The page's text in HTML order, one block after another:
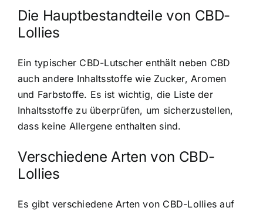
Die Hauptbestandteile von CBD-
Lollies
Ein typischer CBD-Lutscher enthält neben CBD
auch andere Inhaltsstoffe wie Zucker, Aromen
und Farbstoffe. Es ist wichtig, die Liste der
Inhaltsstoffe zu überprüfen, um sicherzustellen,
dass keine Allergene enthalten sind.
Verschiedene Arten von CBD-
Lollies
Es gibt verschiedene Arten von CBD-Lollies auf